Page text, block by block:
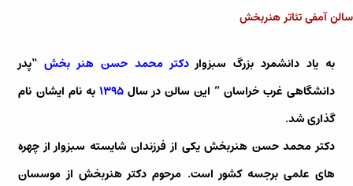
سالن آمفی تئاتر هنربخش
به یاد دانشمرد بزرگ سبزواردکتر محمد حسن هنر بخش“پدر
دانشگاهی غرب خراسان ” این سالن در سال۱۳۹۵ به نام ایشان نام
گذاری شد.
دکتر محمد حسن هنربخش یکی از فرزندان شايسته سبزوار از چهره
های علمی برجسه کشور است. مرحوم دکتر هنربخش از موسسان